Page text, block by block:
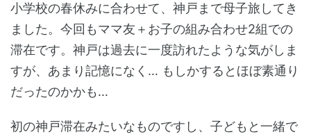
小学校の春休みに合わせて、神戸まで母子旅してき
ました。今回もママ友＋お子の組み合わせ2組での
滞在です。神戸は過去に一度訪れたような気がしま
すが、あまり記憶になく… もしかするとほぼ素通り
だったのかかも…
初の神戸滞在みたいなものですし、子どもと一緒で